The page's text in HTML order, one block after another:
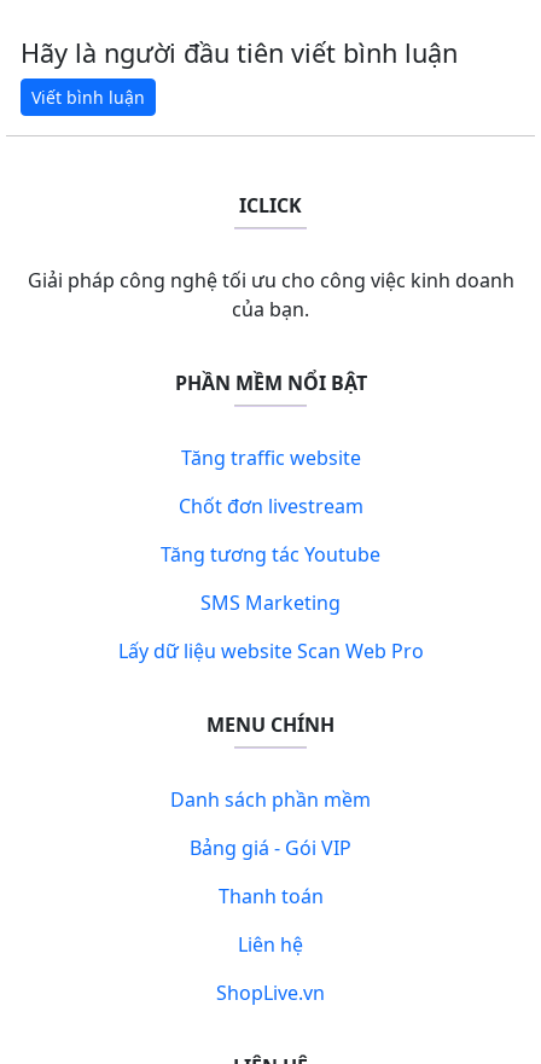
Hãy là người đầu tiên viết bình luận
ICLICK
Giải pháp công nghệ tối ưu cho công việc kinh doanh
của bạn.
PHẦN MỀM NỔI BẬT
Tăng traffic website
Chốt đơn livestream
Tăng tương tác Youtube
SMS Marketing
Lấy dữ liệu website Scan Web Pro
MENU CHÍNH
Danh sách phần mềm
Bảng giá - Gói VIP
Thanh toán
Liên hệ
ShopLive.vn